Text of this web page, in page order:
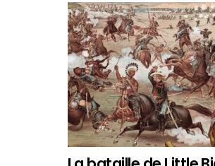
QU'ALLEZ-
VOUS
APPRENDRE
AUJOURD'HUI
?